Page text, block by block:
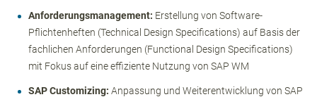
Anforderungsmanagement: Erstellung von Software-
Pflichtenheften (Technical Design Specifications) auf Basis der
fachlichen Anforderungen (Functional Design Specifications)
mit Fokus auf eine effiziente Nutzung von SAP WM
SAP Customizing: Anpassung und Weiterentwicklung von SAP